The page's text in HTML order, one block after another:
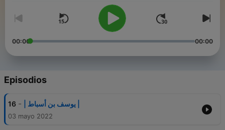
00:00 00:00
Episodios
16 -
03 mayo 2022